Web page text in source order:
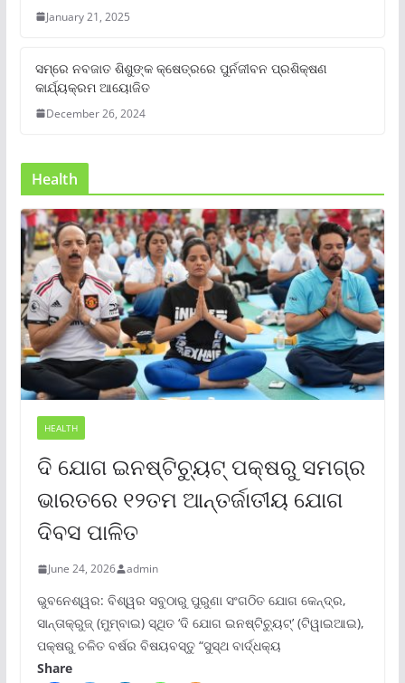
January 21, 2025
ସମ୍‌ରେ ନବଜାତ ଶିଶୁଙ୍କ କ୍ଷେତ୍ରରେ ପୁର୍ନଜୀବନ ପ୍ରଶିକ୍ଷଣ
କାର୍ଯ୍ୟକ୍ରମ ଆୟୋଜିତ
December 26, 2024
Health
HEALTH
ଦି ଯୋଗ ଇନଷ୍ଟିଚ୍ୟୁଟ୍ ପକ୍ଷରୁ ସମଗ୍ର
ଭାରତରେ ୧୨ତମ ଆନ୍ତର୍ଜାତୀୟ ଯୋଗ
ଦିବସ ପାଳିତ
June 24, 2026 admin
ଭୁବନେଶ୍ୱର: ବିଶ୍ୱର ସବୁଠାରୁ ପୁରୁଣା ସଂଗଠିତ ଯୋଗ କେନ୍ଦ୍ର,
ସାନ୍ତାକ୍ରୁଜ୍ (ମୁମ୍ବାଇ) ସ୍ଥିତ ‘ଦି ଯୋଗ ଇନଷ୍ଟିଚ୍ୟୁଟ୍‌’ (ଟିୱାଇଆଇ),
ପକ୍ଷରୁ ଚଳିତ ବର୍ଷର ବିଷୟବସ୍ତୁ “ସୁସ୍ଥ ବାର୍ଦ୍ଧକ୍ୟ
Share